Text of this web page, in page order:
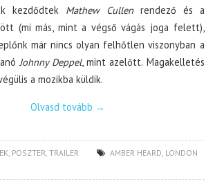
kezdődtek Mathew Cullenrendező és a
(mi más, mint a végső vágás joga felett),
már nincs olyan felhőtlen viszonyban a
Johnny Deppel, mint azelőtt. Magakelletés
a mozikba küldik.
Olvasd tovább →
POSZTER ,TRAILER AMBER HEARD LONDON